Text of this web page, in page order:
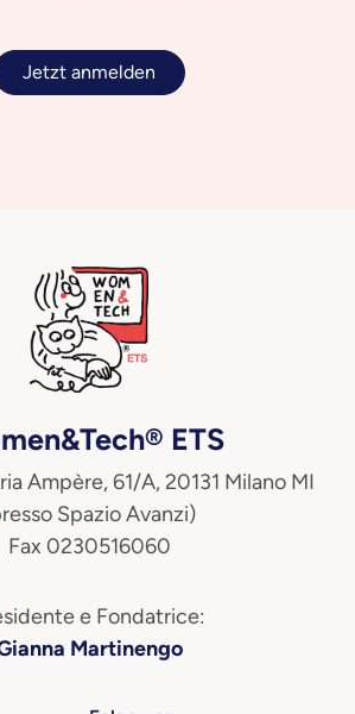
Jetzt anmelden
ETS
Ampère, 61/A, 20131 Milano MI
Spazio Avanzi)
Fax 0230516060
e Fondatrice:
Martinengo